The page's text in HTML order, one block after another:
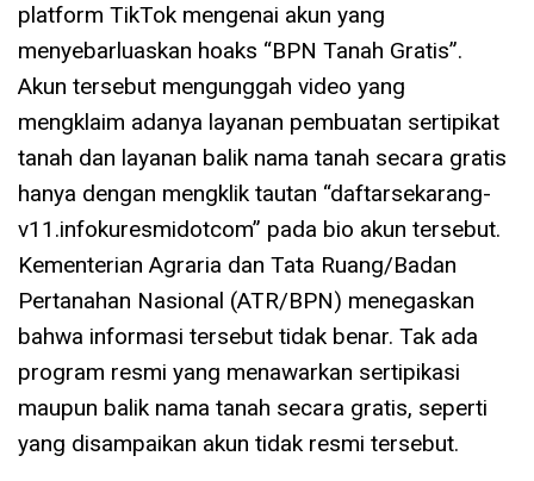
platform TikTok mengenai akun yang
menyebarluaskan hoaks “BPN Tanah Gratis”.
Akun tersebut mengunggah video yang
mengklaim adanya layanan pembuatan sertipikat
tanah dan layanan balik nama tanah secara gratis
hanya dengan mengklik tautan “daftarsekarang-
v11.infokuresmidotcom” pada bio akun tersebut.
Kementerian Agraria dan Tata Ruang/Badan
Pertanahan Nasional (ATR/BPN) menegaskan
bahwa informasi tersebut tidak benar. Tak ada
program resmi yang menawarkan sertipikasi
maupun balik nama tanah secara gratis, seperti
yang disampaikan akun tidak resmi tersebut.